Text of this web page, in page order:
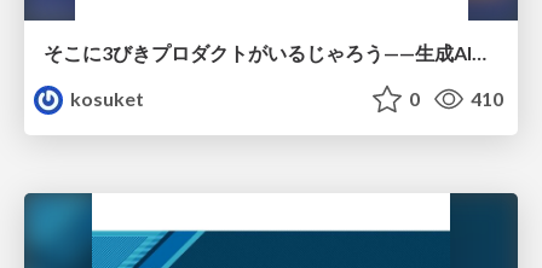
kosuket
0 410